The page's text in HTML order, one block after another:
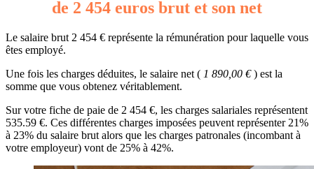
de 2 454 euros brut et son net
Le salaire brut 2 454 € représente la rémunération pour laquelle vous
êtes employé.
Une fois les charges déduites, le salaire net ( 1 890,00 €) est la
somme que vous obtenez véritablement.
Sur votre fiche de paie de 2 454 €, les charges salariales représentent
535.59 €. Ces différentes charges imposées peuvent représenter 21%
à 23% du salaire brut alors que les charges patronales (incombant à
votre employeur) vont de 25% à 42%.